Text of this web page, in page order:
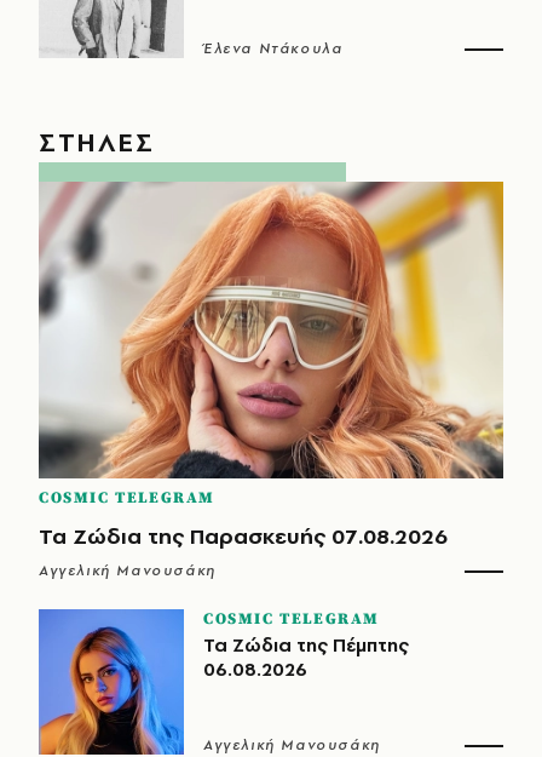
Έλενα Ντάκουλα
ΣΤΗΛΕΣ
COSMIC TELEGRAM
Τα Ζώδια της Παρασκευής 07.08.2026
Αγγελική Μανουσάκη
COSMIC TELEGRAM
Τα Ζώδια της Πέμπτης
06.08.2026
Αγγελική Μανουσάκη